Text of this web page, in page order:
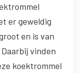
er geweldig
en is van
vinden
koektrommel